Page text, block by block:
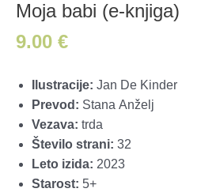
Moja babi (e-knjiga)
9.00 €
Ilustracije: Jan De Kinder
Prevod: Stana Anželj
Vezava: trda
Število strani: 32
Leto izida: 2023
Starost: 5+